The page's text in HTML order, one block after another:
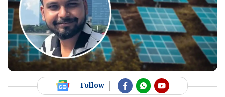
Follow